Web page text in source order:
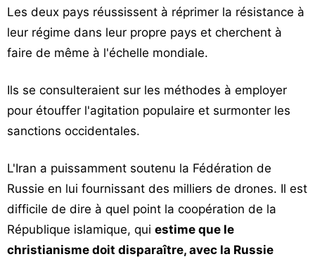
Les deux pays réussissent à réprimer la résistance à
leur régime dans leur propre pays et cherchent à
faire de même à l'échelle mondiale.
Ils se consulteraient sur les méthodes à employer
pour étouffer l'agitation populaire et surmonter les
sanctions occidentales.
L'Iran a puissamment soutenu la Fédération de
Russie en lui fournissant des milliers de drones. Il est
difficile de dire à quel point la coopération de la
République islamique, qui estime que le
christianisme doit disparaître, avec la Russie